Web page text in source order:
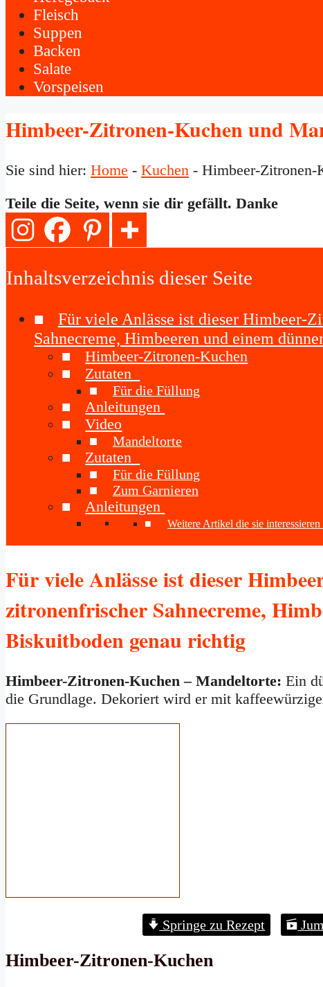
Fleisch
Suppen
Backen
Salate
Vorspeisen
Himbeer-Zitronen-Kuchen und
Sie sind hier: Home - Kuchen - Himbeer-Zitronen-
Teile die Seite, wenn sie dir gefällt. Danke
Inhaltsverzeichnis dieser Seite
Für viele Anlässe ist dieser Himbeer-
Sahnecreme, Himbeeren und einem
Himbeer-Zitronen-Kuchen
Zutaten
Für die Füllung
Anleitungen
Video
Mandeltorte
Zutaten
Für die Füllung
Zum Garnieren
Anleitungen
Weitere Artikel die sie interessieren
Für viele Anlässe ist dieser
zitronenfrischer Sahnecreme,
Biskuitboden genau richtig
Himbeer-Zitronen-Kuchen – Mandeltorte: Ein
die Grundlage. Dekoriert wird er mit
Springe zu Rezept
Himbeer-Zitronen-Kuchen